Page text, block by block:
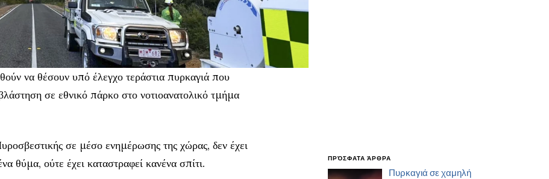
να θέσουν υπό έλεγχο τεράστια πυρκαγιά που
σε εθνικό πάρκο στο νοτιοανατολικό τμήμα
σε μέσο ενημέρωσης της χώρας, δεν έχει
θύμα, ούτε έχει καταστραφεί κανένα σπίτι.
ΠΡΌΣΦΑΤΑ ΆΡΘΡΑ
Πυρκαγιά σε χαμηλή